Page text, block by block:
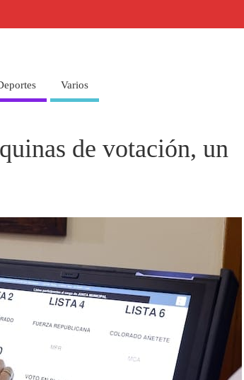
Varios
de votación, un